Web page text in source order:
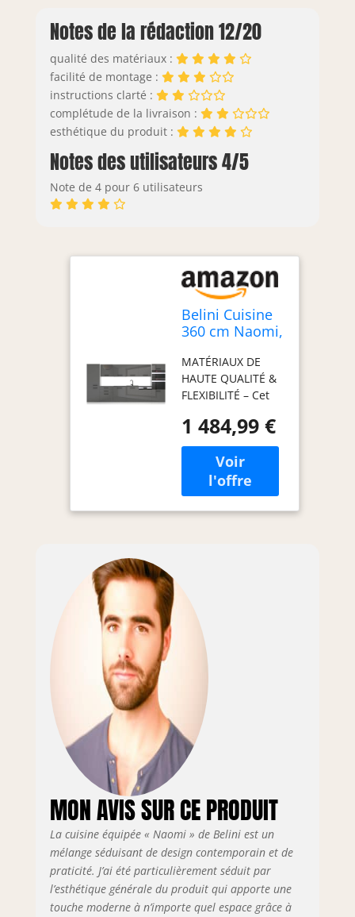
Notes de la rédaction 12/20
qualité des matériaux :
facilité de montage :
instructions clarté :
complétude de la livraison :
esthétique du produit :
Notes des utilisateurs 4/5
Note de 4 pour 6 utilisateurs
Belini Cuisine
360 cm Naomi,
Travail, Argent
Très Brillant
MATÉRIAUX DE
HAUTE QUALITÉ &
FLEXIBILITÉ – Cet
meubles de
cuisine, fabriqué
en panneaux
décoratifs
Econatura
durables, séduit
modulables et
peuvent être
combinés et
positionnés
individuellement.
montage, matériel
d’installation ainsi
que plans de
travail
personnalisables
SYSTÈME NEXUS
SILENT & CONFORT
– Les tiroirs
métalliques
modernes de la
gamme Nexus en
finition graphite,
1 484,99 €
MON AVIS SUR CE PRODUIT
La cuisine équipée « Naomi » de Belini est un
mélange séduisant de design contemporain et de
praticité. J’ai été particulièrement séduit par
l’esthétique générale du produit qui apporte une
touche moderne à n’importe quel espace grâce à